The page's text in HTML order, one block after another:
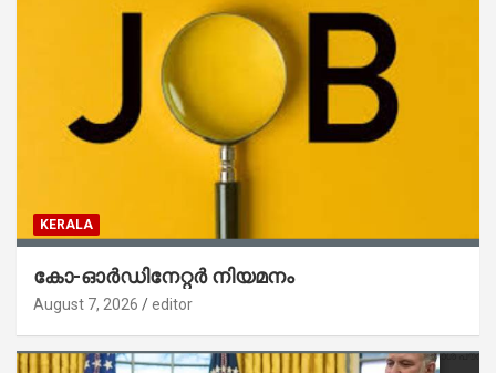
KERALA
കോ-ഓർഡിനേറ്റർ നിയമനം
August 7, 2026 editor